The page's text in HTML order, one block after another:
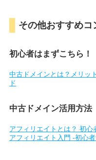
その他おすすめコ
初心者はまずこちら！
中古ドメインとは？メリッ
ド
中古ドメイン活用方法
アフィリエイトとは？ 初心
アフィリエイト入門 -初心